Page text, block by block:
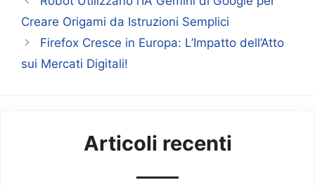
Creare Origami da Istruzioni Semplici
Firefox Cresce in Europa: L’Impatto dell’Atto
sui Mercati Digitali!
Articoli recenti